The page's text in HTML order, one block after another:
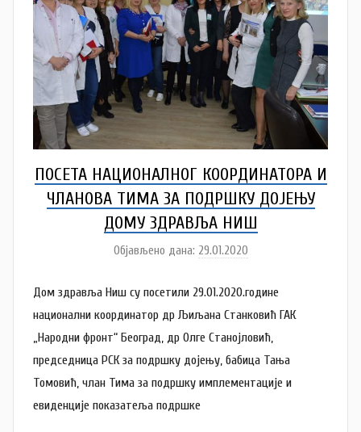
d
r
a
v
a
ПОСЕТА НАЦИОНАЛНОГ КООРДИНАТОРА И
ЧЛАНОВА ТИМА ЗА ПОДРШКУ ДОЈЕЊУ
ДОМУ ЗДРАВЉА НИШ
Објављено дана: 29.01.2020
т
о
р
D
Дом здравља Ниш су посетили 29.01.2020.године
национални координатор др Љиљана Станковић ГАК
„Народни фронт“ Београд, др Олге Станојловић,
председница РСК за подршку дојењу, бабица Тањa
Томовић, члан Тима за подршку имплементације и
евиденције показатеља подршке